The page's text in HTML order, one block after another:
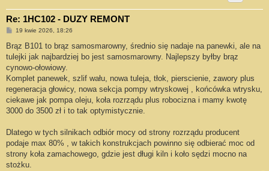
Re: 1HC102 - DUZY REMONT
P
s
19 kwie 2026, 18:26
Brąz B101 to brąz samosmarowny, średnio się nadaje na panewki, ale na
tulejki jak najbardziej bo jest samosmarowny. Najlepszy byłby brąz
cynowo-ołowiowy.
Komplet panewek, szlif wału, nowa tuleja, tłok, pierscienie, zawory plus
regeneracja głowicy, nowa sekcja pompy wtryskowej , końcówka wtrysku,
ciekawe jak pompa oleju, koła rozrządu plus robocizna i mamy kwotę
3000 do 3500 zł i to tak optymistycznie.
Dlatego w tych silnikach odbiór mocy od strony rozrządu producent
podaje max 80% , w takich konstrukcjach powinno się odbierać moc od
strony koła zamachowego, gdzie jest długi kiln i koło sędzi mocno na
stożku.